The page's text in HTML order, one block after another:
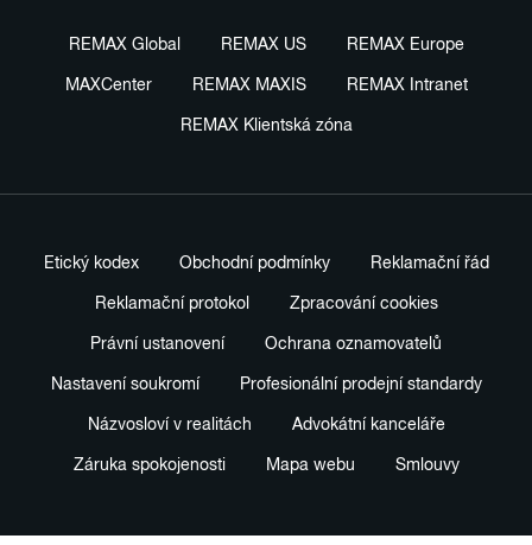
REMAX Global REMAX US REMAX Europe
MAXCenter REMAX MAXIS REMAX Intranet
REMAX Klientská zóna
Etický kodex Obchodní podmínky Reklamační řád
Reklamační protokol Zpracování cookies
Právní ustanovení Ochrana oznamovatelů
Nastavení soukromí Profesionální prodejní standardy
Názvosloví v realitách Advokátní kanceláře
Záruka spokojenosti Mapa webu Smlouvy